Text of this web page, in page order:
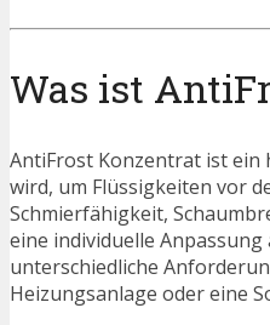
Was ist
AntiFrost Konzentrat ist ein
wird, um Flüssigkeiten vor
Schmierfähigkeit,
eine individuelle
unterschiedliche
Heizungsanlage oder eine